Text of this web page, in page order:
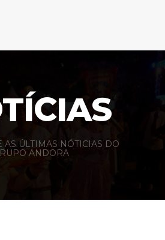
AS ÚLTIMAS NÓTICIAS DO
ANDORA